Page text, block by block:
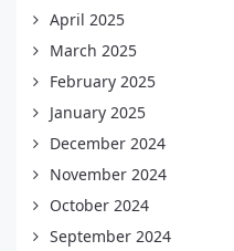
April 2025
March 2025
February 2025
January 2025
December 2024
November 2024
October 2024
September 2024